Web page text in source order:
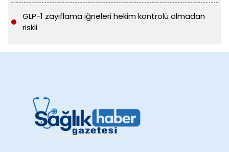
GLP-1 zayıflama iğneleri hekim kontrolü olmadan
riskli